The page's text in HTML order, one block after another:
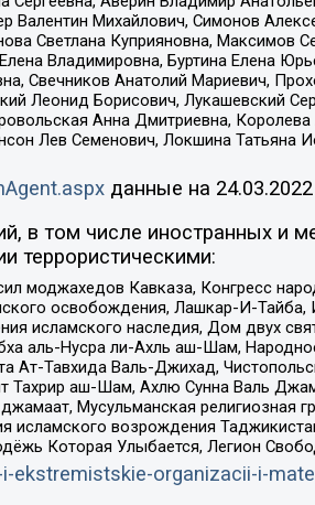
Валентин Михайлович, Симонов
Светлана Куприяновна, Максимов
Владимировна, Буртина Елена
Свечников Анатолий Мариевич,
Леонид Борисович, Лукашевский
Анна Дмитриевна,
Лев Семенович, Локшина
данные на 24.03.2022
в том числе иностранных и
террористическими:
Кавказа, Конгресс
освобождения, Лашкар-И-
исламского наследия, Дом двух
аль-Нусра ли-Ахль аш-Шам,
Ат-Тавхида Валь-Джихад,
аш-Шам, Ахлю Сунна Валь
Мусульманская религиозная
исламского возрождения
Которая Улыбается, Легион
organizacii-i-